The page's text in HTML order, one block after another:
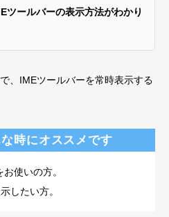
ツールバーの表示方法がわかり
、IMEツールバーを常時表示する
時にオススメです
使いの方。
したい方。